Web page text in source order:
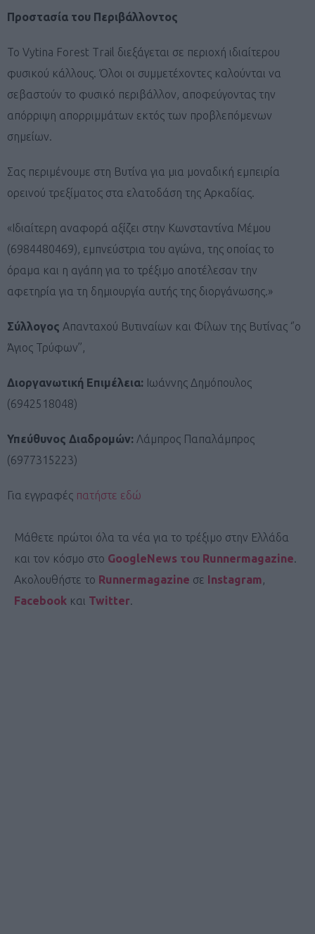
Προστασία του Περιβάλλοντος
Το Vytina Forest Trail διεξάγεται σε περιοχή ιδιαίτερου
φυσικού κάλλους. Όλοι οι συμμετέχοντες καλούνται να
σεβαστούν το φυσικό περιβάλλον, αποφεύγοντας την
απόρριψη απορριμμάτων εκτός των προβλεπόμενων
σημείων.
Σας περιμένουμε στη Βυτίνα για μια μοναδική εμπειρία
ορεινού τρεξίματος στα ελατοδάση της Αρκαδίας.
«Ιδιαίτερη αναφορά αξίζει στην Κωνσταντίνα Μέμου
(6984480469), εμπνεύστρια του αγώνα, της οποίας το
όραμα και η αγάπη για το τρέξιμο αποτέλεσαν την
αφετηρία για τη δημιουργία αυτής της διοργάνωσης.»
Σύλλογος Απανταχού Βυτιναίων και Φίλων της Βυτίνας ‘’ο
Άγιος Τρύφων’’,
Διοργανωτική Επιμέλεια: Ιωάννης Δημόπουλος
(6942518048)
Υπεύθυνος Διαδρομών: Λάμπρος Παπαλάμπρος
(6977315223)
Για εγγραφές πατήστε εδώ
Μάθετε πρώτοι όλα τα νέα για το τρέξιμο στην Ελλάδα
και τον κόσμο στο GoogleNews του Runnermagazine.
Ακολουθήστε το Runnermagazine σε Instagram,
Facebook και Twitter.